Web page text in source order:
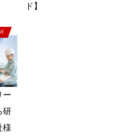
ド】
ー
研
様